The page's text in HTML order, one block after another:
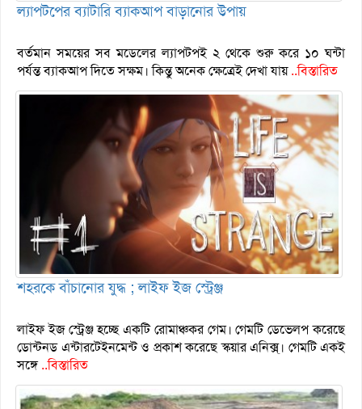
ল্যাপটপের ব্যাটারি ব্যাকআপ বাড়ানোর উপায়
বর্তমান সময়ের সব মডেলের ল্যাপটপই ২ থেকে শুরু করে ১০ ঘন্টা
পর্যন্ত ব্যাকআপ দিতে সক্ষম। কিন্তু অনেক ক্ষেত্রেই দেখা যায়..বিস্তারিত
শহরকে বাঁচানোর যুদ্ধ ; লাইফ ইজ স্ট্রেঞ্জ
লাইফ ইজ স্ট্রেঞ্জ হচ্ছে একটি রোমাঞ্চকর গেম। গেমটি ডেভেলপ করেছে
ডোন্টনড এন্টারটেইনমেন্ট ও প্রকাশ করেছে স্কয়ার এনিক্স্। গেমটি একই
সঙ্গে..বিস্তারিত